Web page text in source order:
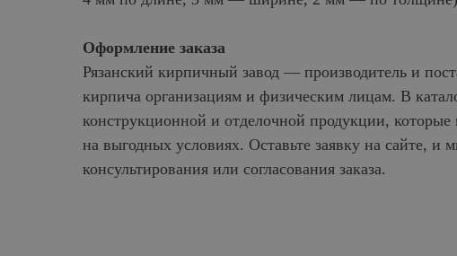
Оформление заказа
Рязанский кирпичный завод — производитель и
кирпича организациям и физическим лицам. В
конструкционной и отделочной продукции,
на выгодных условиях. Оставьте заявку на сайте, и
консультирования или согласования заказа.